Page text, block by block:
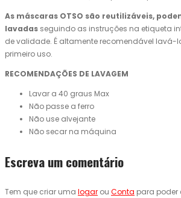
As máscaras OTSO são reutilizáveis,
lavadas seguindo as instruções na etiqueta
de validade. É altamente recomendável lavá-
primeiro uso.
RECOMENDAÇÕES DE LAVAGEM
Lavar a 40 graus Max
Não passe a ferro
Não use alvejante
Não secar na máquina
Escreva um comentário
Tem que criar uma logar ou Conta para poder